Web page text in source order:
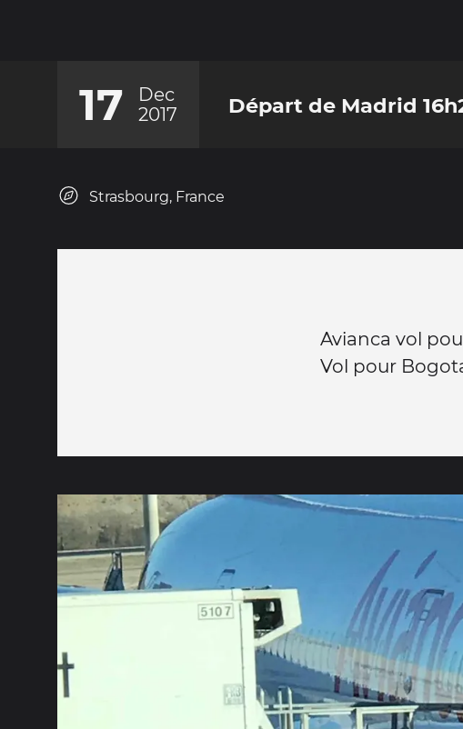
17
Dec
2017
Départ de Madrid
Strasbourg, France
Avianca vol
Vol pour